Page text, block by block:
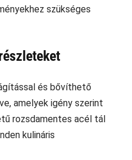
szükséges
és bővíthető
amelyek igény szerint
rozsdamentes acél tál
kulináris